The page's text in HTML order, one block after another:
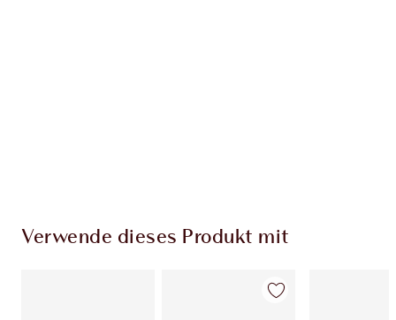
Verwende dieses Produkt mit